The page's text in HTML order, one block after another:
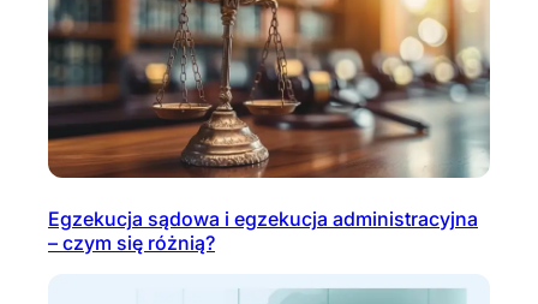
Egzekucja sądowa i egzekucja administracyjna
– czym się różnią?